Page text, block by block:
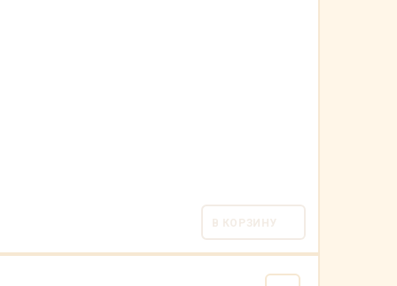
В КОРЗИНУ